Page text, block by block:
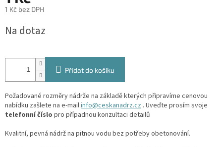
1 Kč bez DPH
cena:
Na dotaz
Přidat do košíku
Požadované rozměry nádrže na základě kterých připravíme cenovou
nabídku zašlete na e-mailinfo@ceskanadrz.cz . Uveďte prosím svoje
telefonní číslo pro případnou konzultaci detailů
Kvalitní, pevná nádrž na pitnou vodu bez potřeby obetonování.